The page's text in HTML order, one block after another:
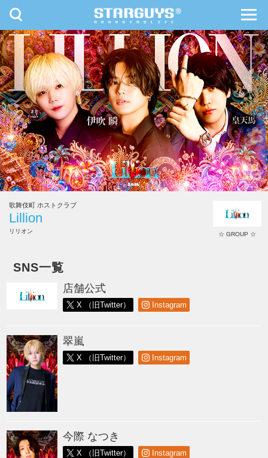
九州・沖縄 北海道・東北
toggle
navigation
歌舞伎町 ホストクラブ
Lillion
リリオン ☆ GROUP ☆
SNS一覧
店舗公式
X （旧Twitter） Instagram
翠嵐
X （旧Twitter） Instagram
今際 なつき
X （旧Twitter） Instagram